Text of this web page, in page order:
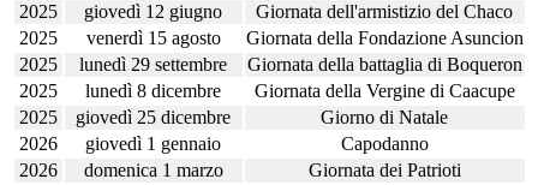
2025
giovedì 12 giugno
Giornata dell'armistizio del Chaco
2025
venerdì 15 agosto
Giornata della Fondazione Asuncion
2025
lunedì 29 settembre
Giornata della battaglia di Boqueron
2025
lunedì 8 dicembre
Giornata della Vergine di Caacupe
2025
giovedì 25 dicembre
Giorno di Natale
2026
giovedì 1 gennaio
Capodanno
2026
domenica 1 marzo
Giornata dei Patrioti